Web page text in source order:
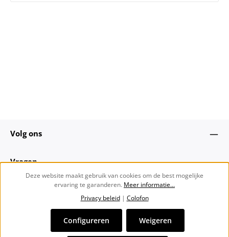
specialist in denim, biedt deze jeans een perfecte all-
Volg ons
Vragen
Deze website maakt gebruik van cookies om de best mogelijke
ervaring te garanderen. Meer informatie...
Privacy beleid| Colofon
Weigeren
Configureren